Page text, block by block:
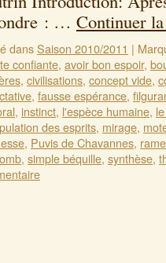
: … Continuer
dansSaison 2010/2011 |
confiante, avoir bon espoir,
, civilisations, concept vide,
, fausse espérance,
, instinct, l'espèce humaine,
des esprits, mirage,
, Puvis de Chavannes,
, simple béquille, synthèse,